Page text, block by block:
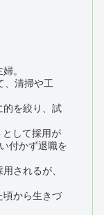
。
、清掃や工
を絞り、試
して採用が
付かず退職を
されるが、
頃から生きづ